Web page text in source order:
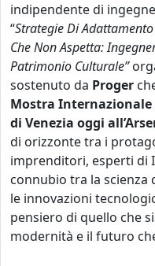
indipendente di
“Strategie Di
Che Non Aspetta:
Patrimonio Culturale”
sostenuto da Proger
Mostra
di Venezia oggi
di orizzonte tra i
imprenditori, esperti di
connubio tra la scienza
le innovazioni
pensiero di quello che
modernità e il futuro